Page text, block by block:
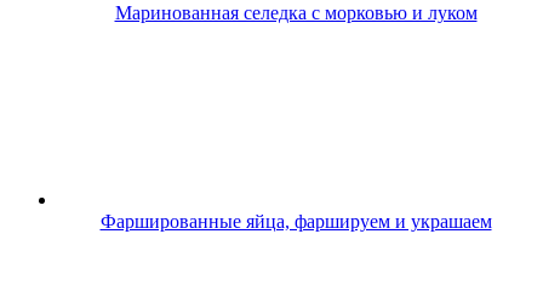
Маринованная селедка с морковью и луком
Фаршированные яйца, фаршируем и украшаем